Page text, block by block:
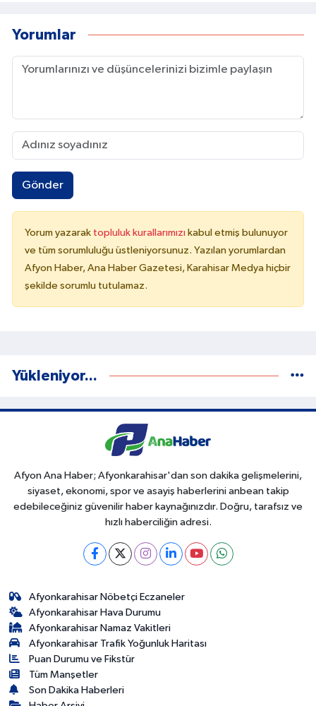
Yorumlar
Gönder
Yorum yazarak topluluk kurallarımızı kabul etmiş bulunuyor
ve tüm sorumluluğu üstleniyorsunuz. Yazılan yorumlardan
Afyon Haber, Ana Haber Gazetesi, Karahisar Medya hiçbir
şekilde sorumlu tutulamaz.
Yükleniyor...
Afyon Ana Haber; Afyonkarahisar'dan son dakika gelişmelerini,
siyaset, ekonomi, spor ve asayiş haberlerini anbean takip
edebileceğiniz güvenilir haber kaynağınızdır. Doğru, tarafsız ve
hızlı haberciliğin adresi.
Afyonkarahisar Nöbetçi Eczaneler
Afyonkarahisar Hava Durumu
Afyonkarahisar Namaz Vakitleri
Afyonkarahisar Trafik Yoğunluk Haritası
Puan Durumu ve Fikstür
Tüm Manşetler
Son Dakika Haberleri